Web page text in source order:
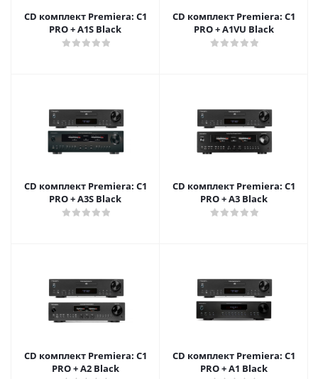
CD комплект Premiera: C1
PRO + A1S Black
CD комплект Premiera: C1
PRO + A1VU Black
CD комплект Premiera: C1
PRO + A3S Black
CD комплект Premiera: C1
PRO + A3 Black
CD комплект Premiera: C1
PRO + A2 Black
CD комплект Premiera: C1
PRO + A1 Black